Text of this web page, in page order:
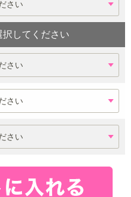
択してください